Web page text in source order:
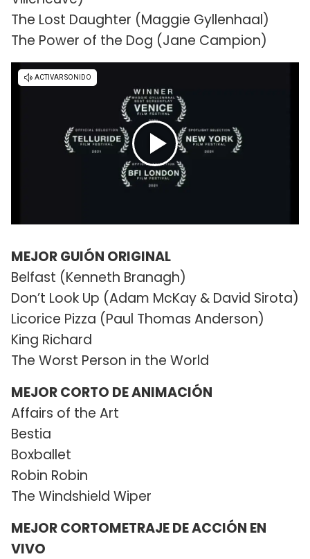
The Lost Daughter (Maggie Gyllenhaal)
The Power of the Dog (Jane Campion)
MEJOR GUIÓN ORIGINAL
Belfast (Kenneth Branagh)
Don’t Look Up (Adam McKay & David Sirota)
Licorice Pizza (Paul Thomas Anderson)
King Richard
The Worst Person in the World
MEJOR CORTO DE ANIMACIÓN
Affairs of the Art
Bestia
Boxballet
Robin Robin
The Windshield Wiper
MEJOR CORTOMETRAJE DE ACCIÓN EN
VIVO